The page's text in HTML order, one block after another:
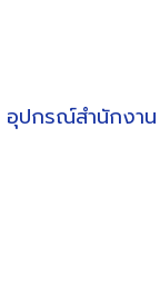
อุปกรณ์สำนักงาน